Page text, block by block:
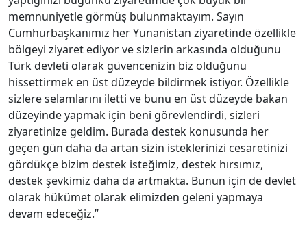
memnuniyetle görmüş bulunmaktayım. Sayın
Cumhurbaşkanımız her Yunanistan ziyaretinde özellikle
bölgeyi ziyaret ediyor ve sizlerin arkasında olduğunu
Türk devleti olarak güvencenizin biz olduğunu
hissettirmek en üst düzeyde bildirmek istiyor. Özellikle
sizlere selamlarını iletti ve bunu en üst düzeyde bakan
düzeyinde yapmak için beni görevlendirdi, sizleri
ziyaretinize geldim. Burada destek konusunda her
geçen gün daha da artan sizin isteklerinizi cesaretinizi
gördükçe bizim destek isteğimiz, destek hırsımız,
destek şevkimiz daha da artmakta. Bunun için de devlet
olarak hükümet olarak elimizden geleni yapmaya
devam edeceğiz.”